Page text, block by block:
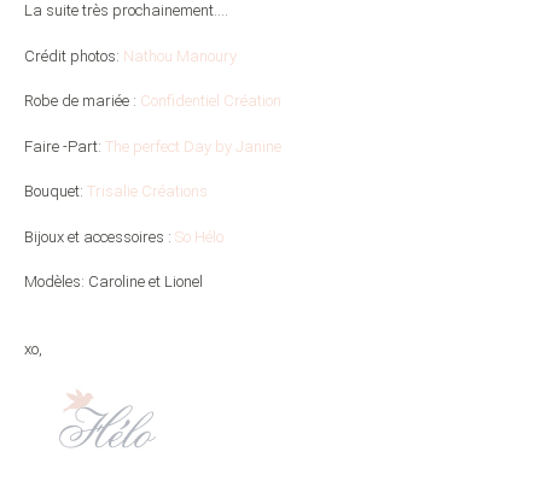
La suite très prochainement….
Crédit photos: Nathou Manoury
Robe de mariée : Confidentiel Création
Faire -Part: The perfect Day by Janine
Bouquet: Trisalie Créations
Bijoux et accessoires : So Hélo
Modèles: Caroline et Lionel
xo,